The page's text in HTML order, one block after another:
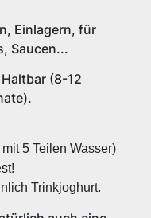
Einlagern, für
Saucen...
(8-12
5 Teilen Wasser)
Trinkjoghurt.